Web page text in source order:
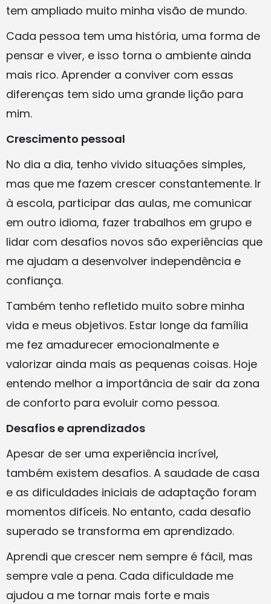
tem ampliado muito minha visão de mundo.
Cada pessoa tem uma história, uma forma de
pensar e viver, e isso torna o ambiente ainda
mais rico. Aprender a conviver com essas
diferenças tem sido uma grande lição para
mim.
Crescimento pessoal
No dia a dia, tenho vivido situações simples,
mas que me fazem crescer constantemente. Ir
à escola, participar das aulas, me comunicar
em outro idioma, fazer trabalhos em grupo e
lidar com desafios novos são experiências que
me ajudam a desenvolver independência e
confiança.
Também tenho refletido muito sobre minha
vida e meus objetivos. Estar longe da família
me fez amadurecer emocionalmente e
valorizar ainda mais as pequenas coisas. Hoje
entendo melhor a importância de sair da zona
de conforto para evoluir como pessoa.
Desafios e aprendizados
Apesar de ser uma experiência incrível,
também existem desafios. A saudade de casa
e as dificuldades iniciais de adaptação foram
momentos difíceis. No entanto, cada desafio
superado se transforma em aprendizado.
Aprendi que crescer nem sempre é fácil, mas
sempre vale a pena. Cada dificuldade me
ajudou a me tornar mais forte e mais